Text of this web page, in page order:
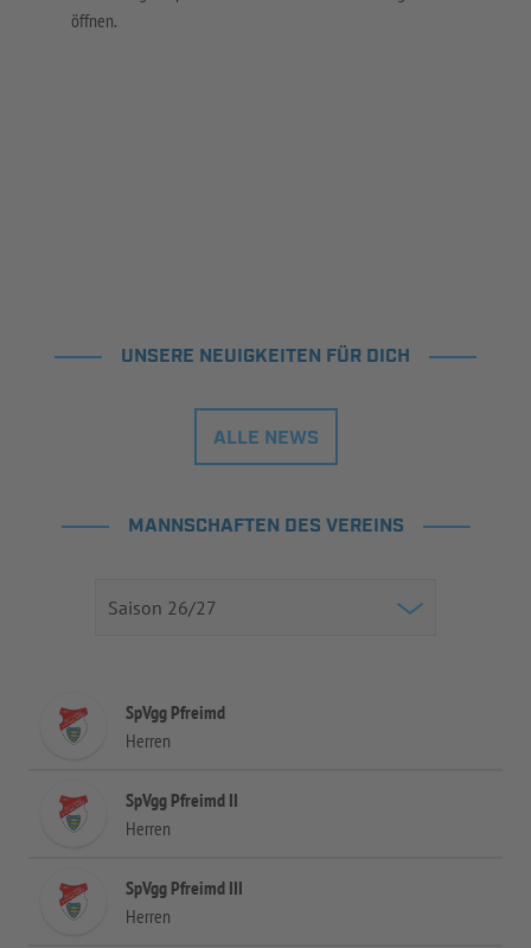
öffnen.
UNSERE NEUIGKEITEN FÜR DICH
ALLE NEWS
MANNSCHAFTEN DES VEREINS
SpVgg Pfreimd
Herren
SpVgg Pfreimd II
Herren
SpVgg Pfreimd III
Herren